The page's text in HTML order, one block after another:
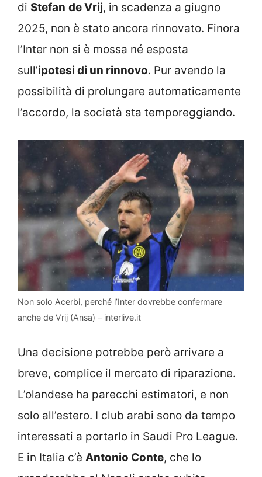
di Stefan de Vrij, in scadenza a giugno
2025, non è stato ancora rinnovato. Finora
l’Inter non si è mossa né esposta
sull’ipotesi di un rinnovo. Pur avendo la
possibilità di prolungare automaticamente
l’accordo, la società sta temporeggiando.
Non solo Acerbi, perché l’Inter dovrebbe confermare
anche de Vrij (Ansa) – interlive.it
Una decisione potrebbe però arrivare a
breve, complice il mercato di riparazione.
L’olandese ha parecchi estimatori, e non
solo all’estero. I club arabi sono da tempo
interessati a portarlo in Saudi Pro League.
E in Italia c’è Antonio Conte, che lo